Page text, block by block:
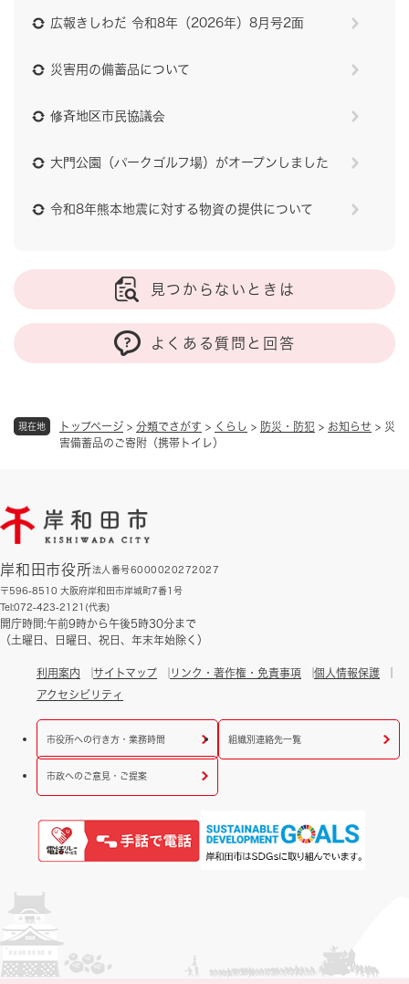
現在地 トップページ > 分類でさがす > くらし > 防災・防犯 > お知らせ > 災
害備蓄品のご寄附（携帯トイレ）
広報きしわだ 令和8年（2026年）8月号2面
災害用の備蓄品について
修斉地区市民協議会
大門公園（パークゴルフ場）がオープンしました
令和8年熊本地震に対する物資の提供について
見つからないときは
よくある質問と回答
岸和田市役所法人番号6000020272027
〒596-8510 大阪府岸和田市岸城町7番1号
Tel:072-423-2121(代表)
開庁時間:午前9時から午後5時30分まで
（土曜日、日曜日、祝日、年末年始除く）
利用案内 サイトマップ リンク・著作権・免責事項
個人情報保護
アクセシビリティ
市役所への行き方・業務時間 組織別連絡先一覧
市政へのご意見・ご提案